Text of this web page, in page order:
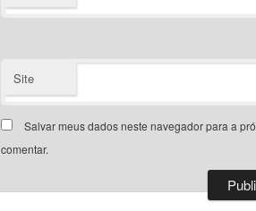
Site
Salvar meus dados neste navegador para a
comentar.